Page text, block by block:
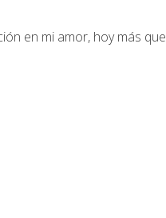
en mi amor, hoy más que